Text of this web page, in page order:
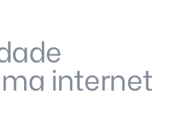
internet